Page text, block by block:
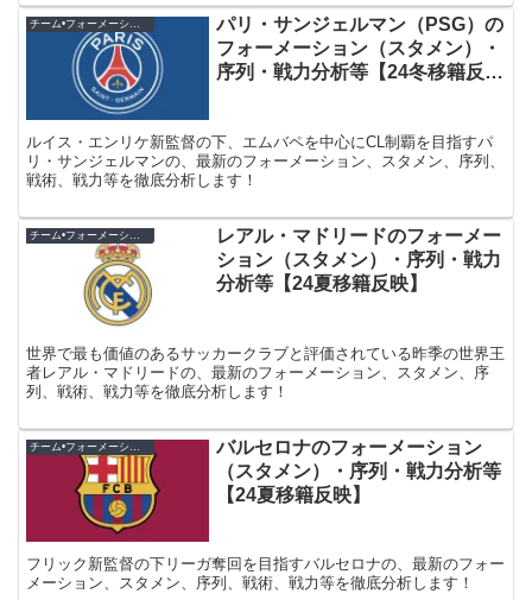
チーム•フォーメーション紹介
パリ・サンジェルマン（PSG）の
フォーメーション（スタメン）・
序列・戦力分析等【24冬移籍反
ルイス・エンリケ新監督の下、エムバペを中心にCL制覇を目指すパ
リ・サンジェルマンの、最新のフォーメーション、スタメン、序列、
戦術、戦力等を徹底分析します！
チーム•フォーメーション紹介
レアル・マドリードのフォーメー
ション（スタメン）・序列・戦力
分析等【24夏移籍反映】
世界で最も価値のあるサッカークラブと評価されている昨季の世界王
者レアル・マドリードの、最新のフォーメーション、スタメン、序
列、戦術、戦力等を徹底分析します！
チーム•フォーメーション紹介
バルセロナのフォーメーション
（スタメン）・序列・戦力分析等
【24夏移籍反映】
フリック新監督の下リーガ奪回を目指すバルセロナの、最新のフォー
メーション、スタメン、序列、戦術、戦力等を徹底分析します！